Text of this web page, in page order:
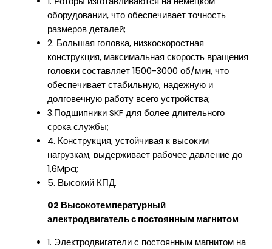
оборудовании, что обеспечивает точность
размеров деталей;
2. Большая головка, низкоскоростная
конструкция, максимальная скорость вращения
головки составляет 1500-3000 об/мин, что
обеспечивает стабильную, надежную и
долговечную работу всего устройства;
3.Подшипники SKF для более длительного
срока службы;
4. Конструкция, устойчивая к высоким
нагрузкам, выдерживает рабочее давление до
1,6Mpa;
5. Высокий КПД.
02 Высокотемпературный
электродвигатель с постоянным магнитом
1. Электродвигатели с постоянным магнитом на